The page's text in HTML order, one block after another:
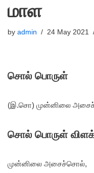
மாள
by admin 24 May 2021
சொல் பொருள்
(இ.சொ) முன்னிலை
சொல் பொருள்
முன்னிலை அசைச்சொல்,